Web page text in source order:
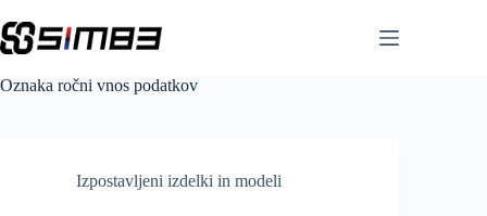
to
content
Oznaka ročni vnos podatkov
Izpostavljeni izdelki in modeli